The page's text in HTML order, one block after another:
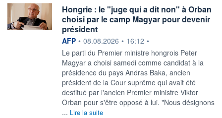
Hongrie : le "juge qui a dit non" à Orban
choisi par le camp Magyar pour devenir
président
information fournie par
AFP • 08.08.2026 • 16:12 •
Le parti du Premier ministre hongrois Peter
Magyar a choisi samedi comme candidat à la
présidence du pays Andras Baka, ancien
président de la Cour suprême qui avait été
destitué par l'ancien Premier ministre Viktor
Orban pour s'être opposé à lui. "Nous désignons
... Lire la suite